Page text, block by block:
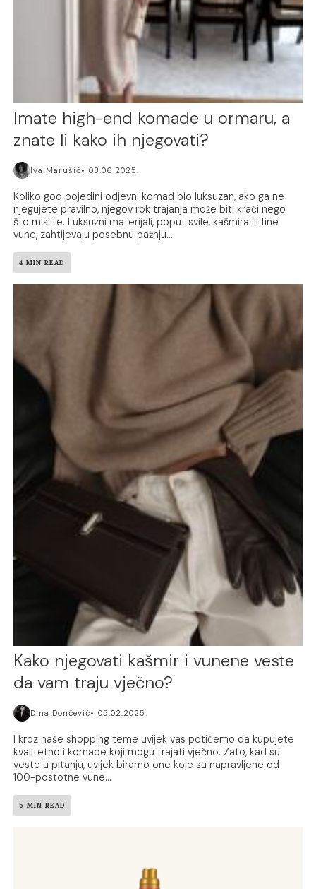
Imate high-end komade u ormaru, a
znate li kako ih njegovati?
Iva Marušić 08.06.2025.
Koliko god pojedini odjevni komad bio luksuzan, ako ga ne
njegujete pravilno, njegov rok trajanja može biti kraći nego
što mislite. Luksuzni materijali, poput svile, kašmira ili fine
vune, zahtijevaju posebnu pažnju...
4 MIN READ
Kako njegovati kašmir i vunene veste
da vam traju vječno?
Dina Dončević 05.02.2025.
I kroz naše shopping teme uvijek vas potičemo da kupujete
kvalitetno i komade koji mogu trajati vječno. Zato, kad su
veste u pitanju, uvijek biramo one koje su napravljene od
100-postotne vune...
5 MIN READ